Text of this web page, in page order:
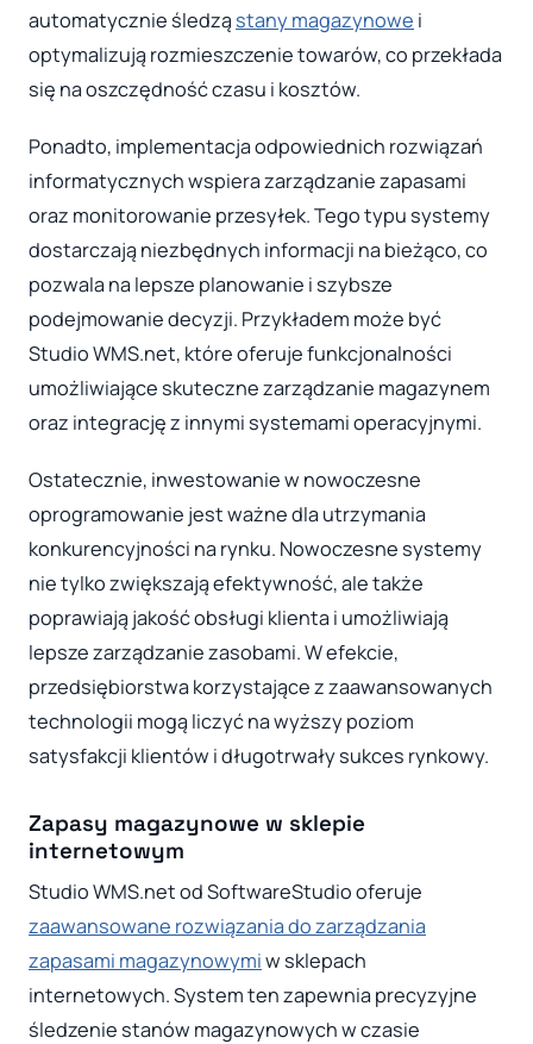
automatycznie śledzą stany magazynowe i
optymalizują rozmieszczenie towarów, co przekłada
się na oszczędność czasu i kosztów.
Ponadto, implementacja odpowiednich rozwiązań
informatycznych wspiera zarządzanie zapasami
oraz monitorowanie przesyłek. Tego typu systemy
dostarczają niezbędnych informacji na bieżąco, co
pozwala na lepsze planowanie i szybsze
podejmowanie decyzji. Przykładem może być
Studio WMS.net, które oferuje funkcjonalności
umożliwiające skuteczne zarządzanie magazynem
oraz integrację z innymi systemami operacyjnymi.
Ostatecznie, inwestowanie w nowoczesne
oprogramowanie jest ważne dla utrzymania
konkurencyjności na rynku. Nowoczesne systemy
nie tylko zwiększają efektywność, ale także
poprawiają jakość obsługi klienta i umożliwiają
lepsze zarządzanie zasobami. W efekcie,
przedsiębiorstwa korzystające z zaawansowanych
technologii mogą liczyć na wyższy poziom
satysfakcji klientów i długotrwały sukces rynkowy.
Zapasy magazynowe w sklepie
internetowym
Studio WMS.net od SoftwareStudio oferuje
zaawansowane rozwiązania do zarządzania
zapasami magazynowymiw sklepach
internetowych. System ten zapewnia precyzyjne
śledzenie stanów magazynowych w czasie